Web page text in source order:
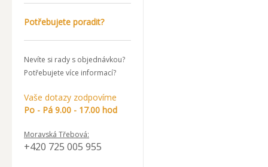
Potřebujete poradit?
Nevíte si rady s objednávkou?
Potřebujete více informací?
Vaše dotazy zodpovíme
Po - Pá 9.00 - 17.00 hod
Moravská Třebová:
+420 725 005 955